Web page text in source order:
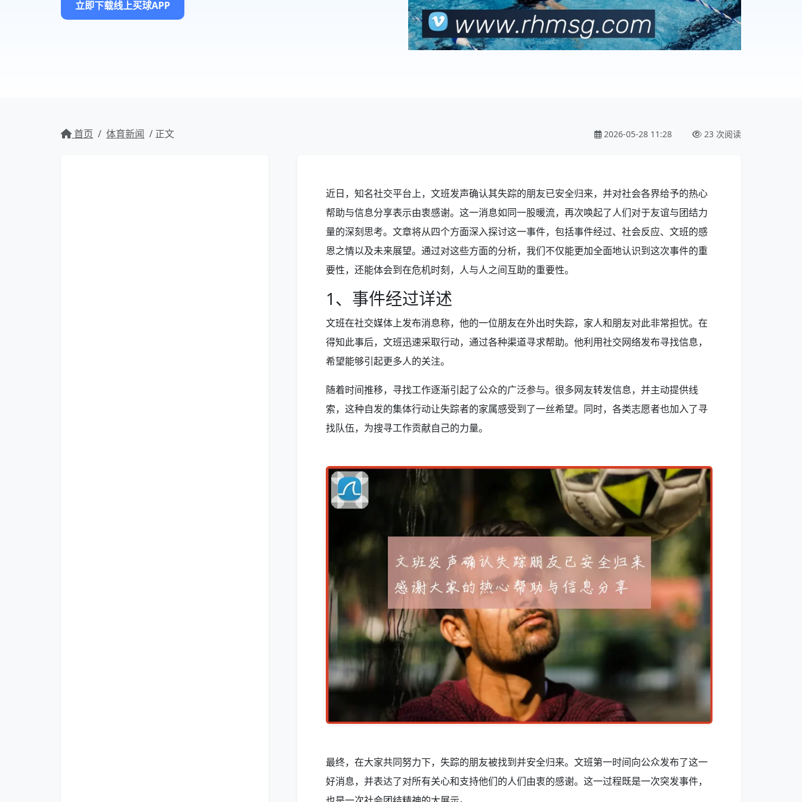
立即下载线上买球APP
首页 / 体育新闻 / 正文 2026-05-28 11:28 23 次阅读
近日，知名社交平台上，文班发声确认其失踪的朋友已安全归来，并对社会各界给予的热心
帮助与信息分享表示由衷感谢。这一消息如同一股暖流，再次唤起了人们对于友谊与团结力
量的深刻思考。文章将从四个方面深入探讨这一事件，包括事件经过、社会反应、文班的感
恩之情以及未来展望。通过对这些方面的分析，我们不仅能更加全面地认识到这次事件的重
要性，还能体会到在危机时刻，人与人之间互助的重要性。
1、事件经过详述
文班在社交媒体上发布消息称，他的一位朋友在外出时失踪，家人和朋友对此非常担忧。在
得知此事后，文班迅速采取行动，通过各种渠道寻求帮助。他利用社交网络发布寻找信息，
希望能够引起更多人的关注。
随着时间推移，寻找工作逐渐引起了公众的广泛参与。很多网友转发信息，并主动提供线
索，这种自发的集体行动让失踪者的家属感受到了一丝希望。同时，各类志愿者也加入了寻
找队伍，为搜寻工作贡献自己的力量。
最终，在大家共同努力下，失踪的朋友被找到并安全归来。文班第一时间向公众发布了这一
好消息，并表达了对所有关心和支持他们的人们由衷的感谢。这一过程既是一次突发事件，